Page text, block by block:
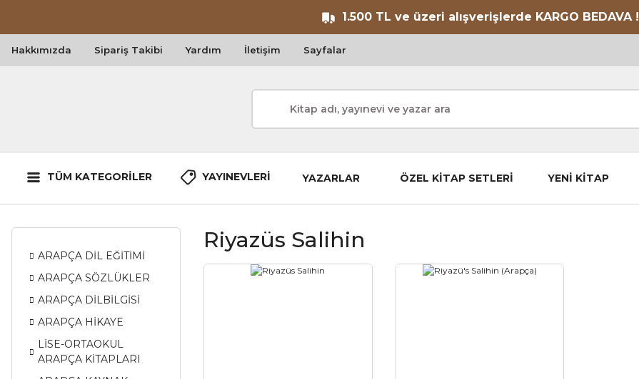
1.500 TL ve üzeri alışverişlerde KARGO BEDAVA !
Hakkımızda Sipariş Takibi Yardım İletişim Sayfalar
TÜM KATEGORİLER YAYINEVLERİ YAZARLAR ÖZEL KİTAP SETLERİ YENİ KİTAP
ARAPÇA DİL EĞİTİMİ
ARAPÇA SÖZLÜKLER
ARAPÇA DİLBİLGİSİ
ARAPÇA HİKAYE
LİSE-ORTAOKUL
ARAPÇA KİTAPLARI
Riyazüs Salihin